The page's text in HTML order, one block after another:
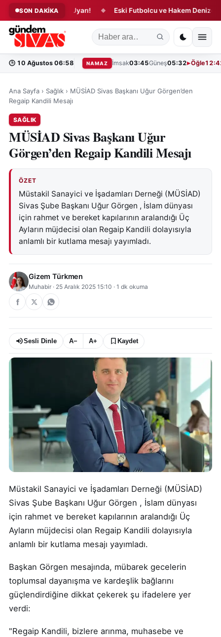
SON DAKİKA
Kritik Uyarı! ◆ Eski Futbolcu ve Hakem Denizde
🕒 10 Ağustos 06:58 NAMAZ İmsak03:45Güneş05:32 Öğle
Ana Sayfa › Sağlık › MÜSİAD Sivas Başkanı Uğur Görgen’den
Regaip Kandili Mesajı
SAĞLIK
MÜSİAD Sivas Başkanı Uğur
Görgen’den Regaip Kandili Mesajı
ÖZET
Müstakil Sanayici ve İşadamları Derneği (MÜSİAD)
Sivas Şube Başkanı Uğur Görgen , İslam dünyası
için rahmet ve bereket kapılarının aralandığı Üç
Ayların müjdecisi olan Regaip Kandili dolayısıyla
anlamlı bir kutlama mesajı yayımladı.
Gizem Türkmen
Muhabir · 25 Aralık 2025 15:10 · 1 dk okuma
Sesli Dinle A− A+ Kaydet
Müstakil Sanayici ve İşadamları Derneği (MÜSİAD)
Sivas Şube Başkanı Uğur Görgen , İslam dünyası
için rahmet ve bereket kapılarının aralandığı Üç
Ayların müjdecisi olan Regaip Kandili dolayısıyla
anlamlı bir kutlama mesajı yayımladı.
Başkan Görgen mesajında, mübarek gecelerin
toplumsal dayanışma ve kardeşlik bağlarını
güçlendirdiğine dikkat çekerek şu ifadelere yer
verdi:
"Regaip Kandili, bizlere arınma, muhasebe ve